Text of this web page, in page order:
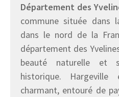
Département des
commune située dans
dans le nord de la
département des
beauté naturelle et
historique.
charmant, entouré de